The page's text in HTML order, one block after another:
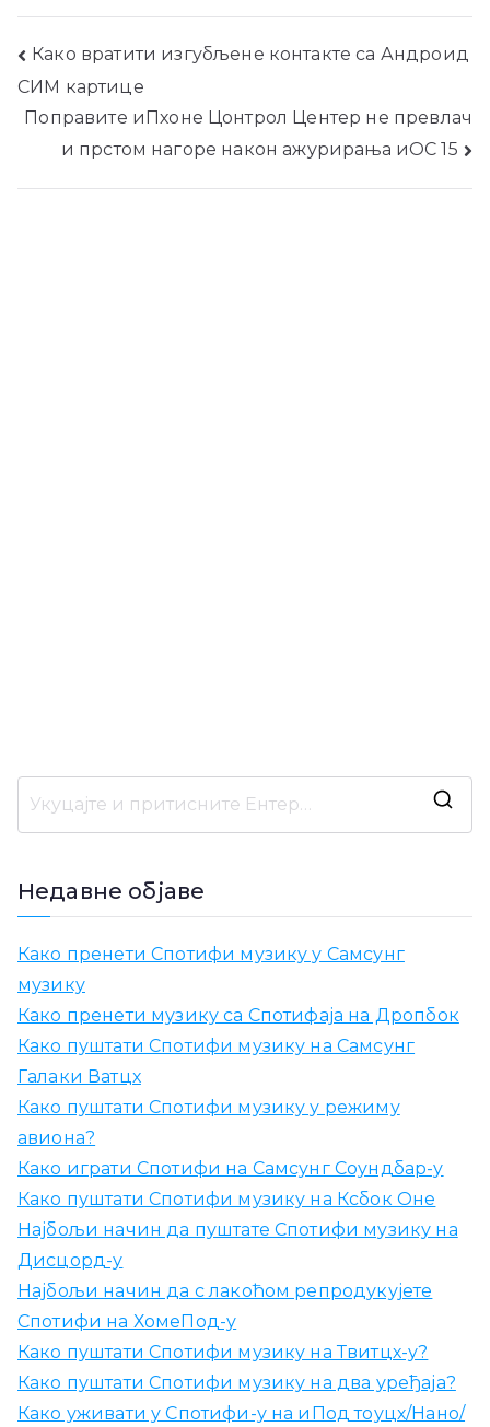
Пост
навигатион
Како вратити изгубљене контакте са Андроид
СИМ картице
Поправите иПхоне Цонтрол Центер не превлач
и прстом нагоре након ажурирања иОС 15
Недавне објаве
Како пренети Спотифи музику у Самсунг
музику
Како пренети музику са Спотифаја на Дропбок
Како пуштати Спотифи музику на Самсунг
Галаки Ватцх
Како пуштати Спотифи музику у режиму
авиона?
Како играти Спотифи на Самсунг Соундбар-у
Како пуштати Спотифи музику на Ксбок Оне
Најбољи начин да пуштате Спотифи музику на
Дисцорд-у
Најбољи начин да с лакоћом репродукујете
Спотифи на ХомеПод-у
Како пуштати Спотифи музику на Твитцх-у?
Како пуштати Спотифи музику на два уређаја?
Како уживати у Спотифи-у на иПод тоуцх/Нано/